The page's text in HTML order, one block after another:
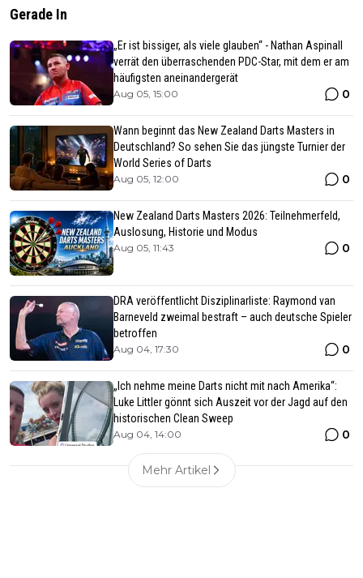
Gerade In
„Er ist bissiger, als viele glauben“ - Nathan Aspinall
verrät den überraschenden PDC-Star, mit dem er am
häufigsten aneinandergerät
Aug 05, 15:00 0
Wann beginnt das New Zealand Darts Masters in
Deutschland? So sehen Sie das jüngste Turnier der
World Series of Darts
Aug 05, 12:00 0
New Zealand Darts Masters 2026: Teilnehmerfeld,
Auslosung, Historie und Modus
Aug 05, 11:43 0
DRA veröffentlicht Disziplinarliste: Raymond van
Barneveld zweimal bestraft – auch deutsche Spieler
betroffen
Aug 04, 17:30 0
„Ich nehme meine Darts nicht mit nach Amerika“:
Luke Littler gönnt sich Auszeit vor der Jagd auf den
historischen Clean Sweep
Aug 04, 14:00 0
Mehr Artikel